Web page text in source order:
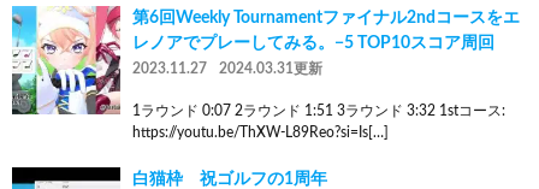
第6回Weekly Tournamentファイナル2ndコースをエ
レノアでプレーしてみる。−5 TOP10スコア周回
2023.11.27 2024.03.31更新
1ラウンド 0:07 2ラウンド 1:51 3ラウンド 3:32 1stコース:
https://youtu.be/ThXW-L89Reo?si=Is[…]
白猫枠 祝ゴルフの1周年